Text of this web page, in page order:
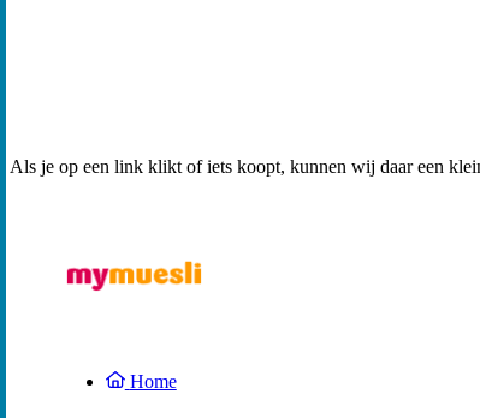
Als je op een link klikt of iets koopt, kunnen wij daar een
Home